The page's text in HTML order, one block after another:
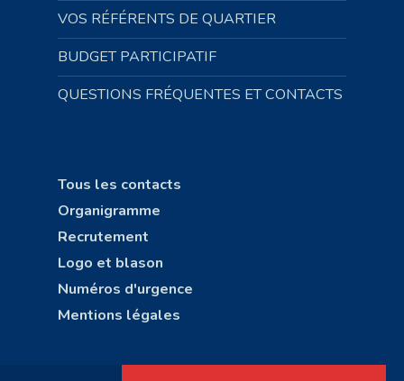
VOS RÉFÉRENTS DE QUARTIER
BUDGET PARTICIPATIF
QUESTIONS FRÉQUENTES ET CONTACTS
Tous les contacts
Organigramme
Recrutement
Logo et blason
Numéros d'urgence
Mentions légales